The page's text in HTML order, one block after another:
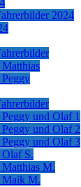
2024
und Olaf 1
und Olaf 2
und Olaf 3
S.
M.
Maik M.